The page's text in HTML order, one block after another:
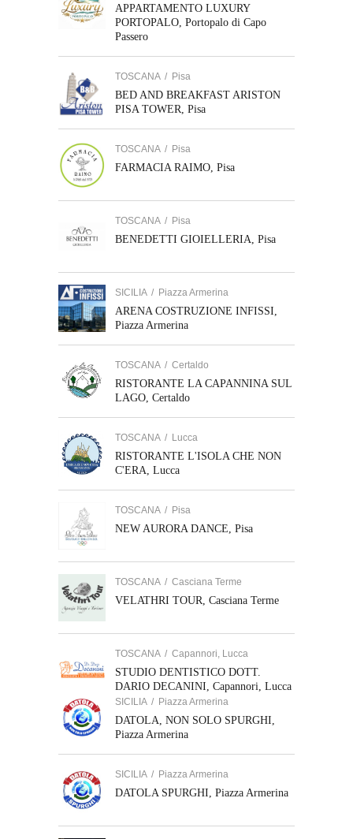
APPARTAMENTO LUXURY
PORTOPALO, Portopalo di Capo
Passero
TOSCANA / Pisa
BED AND BREAKFAST ARISTON
PISA TOWER, Pisa
TOSCANA / Pisa
FARMACIA RAIMO, Pisa
TOSCANA / Pisa
BENEDETTI GIOIELLERIA, Pisa
SICILIA / Piazza Armerina
ARENA COSTRUZIONE INFISSI,
Piazza Armerina
TOSCANA / Certaldo
RISTORANTE LA CAPANNINA SUL
LAGO, Certaldo
TOSCANA / Lucca
RISTORANTE L'ISOLA CHE NON
C'ERA, Lucca
TOSCANA / Pisa
NEW AURORA DANCE, Pisa
TOSCANA / Casciana Terme
VELATHRI TOUR, Casciana Terme
TOSCANA / Capannori, Lucca
STUDIO DENTISTICO DOTT.
DARIO DECANINI, Capannori, Lucca
SICILIA / Piazza Armerina
DATOLA, NON SOLO SPURGHI,
Piazza Armerina
SICILIA / Piazza Armerina
DATOLA SPURGHI, Piazza Armerina